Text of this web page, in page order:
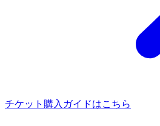
チケット購入ガイドはこちら